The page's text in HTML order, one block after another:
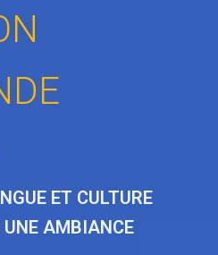
ET CULTURE
AMBIANCE